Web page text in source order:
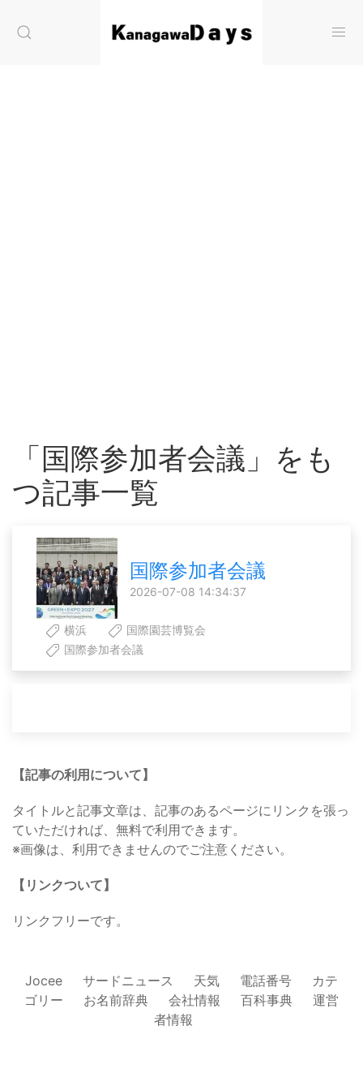
「国際参加者会議」をも
つ記事一覧
国際参加者会議
2026-07-08 14:34:37
横浜
国際園芸博覧会
国際参加者会議
【記事の利用について】
タイトルと記事文章は、記事のあるページにリンクを張っ
ていただければ、無料で利用できます。
※画像は、利用できませんのでご注意ください。
【リンクついて】
リンクフリーです。
Jocee サードニュース 天気 電話番号
カテ
ゴリー
お名前辞典 会社情報 百科事典
運営
者情報